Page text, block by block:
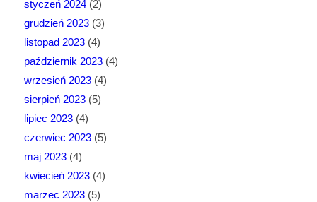
styczeń 2024(2)
grudzień 2023(3)
listopad 2023(4)
październik 2023(4)
wrzesień 2023(4)
sierpień 2023(5)
lipiec 2023(4)
czerwiec 2023(5)
maj 2023(4)
kwiecień 2023(4)
marzec 2023(5)